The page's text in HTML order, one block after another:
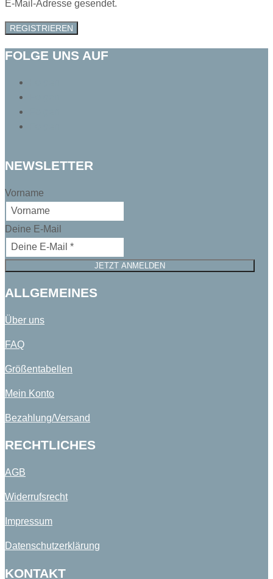
E-Mail-Adresse gesendet.
REGISTRIEREN
FOLGE UNS AUF
NEWSLETTER
Vorname
Deine E-Mail
JETZT ANMELDEN
ALLGEMEINES
Über uns
FAQ
Größentabellen
Mein Konto
Bezahlung/Versand
RECHTLICHES
AGB
Widerrufsrecht
Impressum
Datenschutzerklärung
KONTAKT